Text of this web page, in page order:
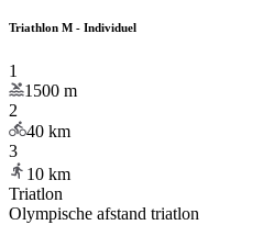
Triathlon M - Individuel
1
1500 m
2
40 km
3
10 km
Triatlon
Olympische afstand triatlon